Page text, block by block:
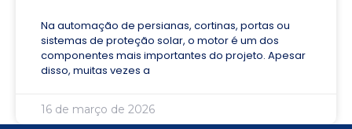
Na automação de persianas, cortinas, portas ou
sistemas de proteção solar, o motor é um dos
componentes mais importantes do projeto. Apesar
disso, muitas vezes a
16 de março de 2026